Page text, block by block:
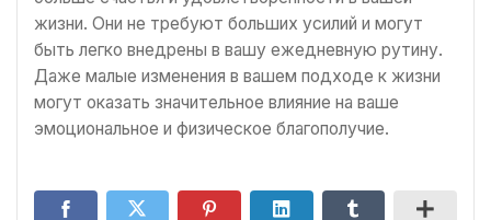
жизни. Они не требуют больших усилий и могут
быть легко внедрены в вашу ежедневную рутину.
Даже малые изменения в вашем подходе к жизни
могут оказать значительное влияние на ваше
эмоциональное и физическое благополучие.